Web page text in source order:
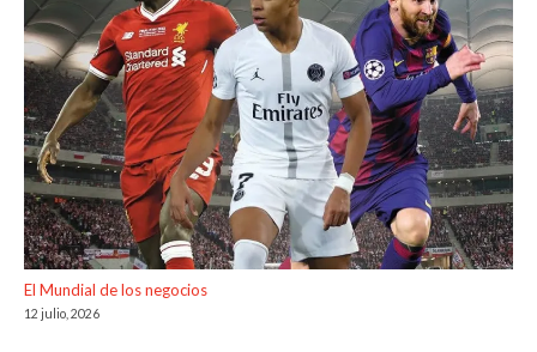
El Mundial de los negocios
12 julio, 2026